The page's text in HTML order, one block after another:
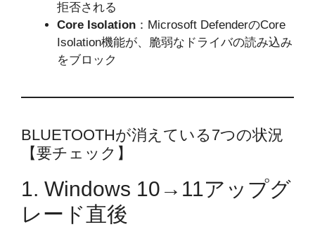
拒否される
Core Isolation ：Microsoft DefenderのCore
Isolation機能が、脆弱なドライバの読み込み
をブロック
BLUETOOTHが消えている7つの状況
【要チェック】
1. Windows 10→11アップグ
レード直後